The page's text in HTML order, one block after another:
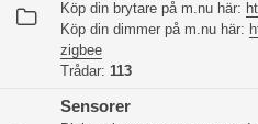
Köp din brytare på m.nu här:
Köp din dimmer på m.nu här:
zigbee
Trådar: 113
Sensorer